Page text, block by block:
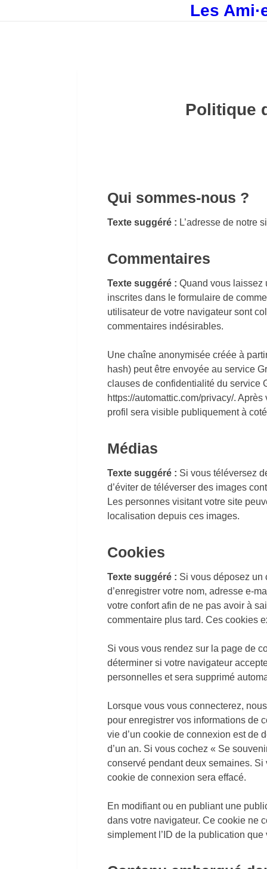
Les
Politique
Qui sommes-nous ?
Texte suggéré : L’adresse de notre
Commentaires
Texte suggéré : Quand vous laissez
inscrites dans le formulaire de
utilisateur de votre navigateur sont
commentaires indésirables.
Une chaîne anonymisée créée à
hash) peut être envoyée au service
clauses de confidentialité du service
https://automattic.com/privacy/.
profil sera visible publiquement à
Médias
Texte suggéré : Si vous téléversez
d’éviter de téléverser des images
Les personnes visitant votre site
localisation depuis ces images.
Cookies
Texte suggéré : Si vous déposez un
d’enregistrer votre nom, adresse e-
votre confort afin de ne pas avoir à
commentaire plus tard. Ces cookies
Si vous vous rendez sur la page de
déterminer si votre navigateur
personnelles et sera supprimé
Lorsque vous vous connecterez,
pour enregistrer vos informations de
vie d’un cookie de connexion est de
d’un an. Si vous cochez « Se
conservé pendant deux semaines.
cookie de connexion sera effacé.
En modifiant ou en publiant une
dans votre navigateur. Ce cookie ne
simplement l’ID de la publication